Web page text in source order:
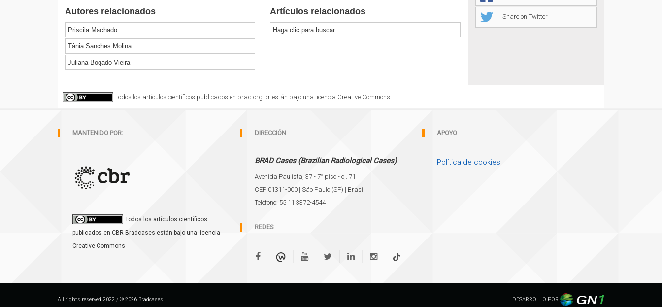
Autores relacionados
Priscila Machado
Tânia Sanches Molina
Juliana Bogado Vieira
Artículos relacionados
Haga clic para buscar
Share on Twitter
Todos los artículos científicos publicados en brad.org.br están bajo una licencia Creative Commons.
MANTENIDO POR:
Todos los artículos científicos
publicados en CBR Bradcases están bajo una licencia
Creative Commons
DIRECCIÓN
BRAD Cases (Brazilian Radiological Cases)
Avenida Paulista, 37 - 7° piso - cj. 71
CEP 01311-000 | São Paulo (SP) | Brasil
Teléfono: 55 11 3372-4544
REDES
APOYO
Política de cookies
All rights reserved 2022 / © 2026 Bradcases DESARROLLO POR